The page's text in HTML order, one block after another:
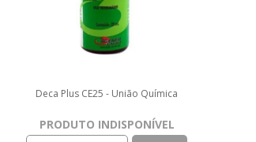
Deca Plus CE25 - União Química
PRODUTO INDISPONÍVEL